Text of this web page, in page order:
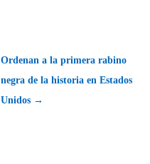
Ordenan a la primera rabino
negra de la historia en Estados
Unidos →